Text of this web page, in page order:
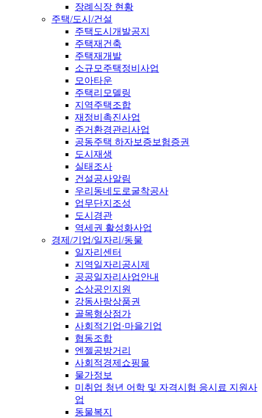
장례식장 현황
주택/도시/건설
주택도시개발공지
주택재건축
주택재개발
소규모주택정비사업
모아타운
주택리모델링
지역주택조합
재정비촉진사업
주거환경관리사업
공동주택 하자보증보험증권
도시재생
실태조사
건설공사알림
우리동네도로굴착공사
업무단지조성
도시경관
역세권 활성화사업
경제/기업/일자리/동물
일자리센터
지역일자리공시제
공공일자리사업안내
소상공인지원
강동사랑상품권
골목형상점가
사회적기업·마을기업
협동조합
엔젤공방거리
사회적경제쇼핑몰
물가정보
미취업 청년 어학 및 자격시험 응시료 지원사
업
동물복지